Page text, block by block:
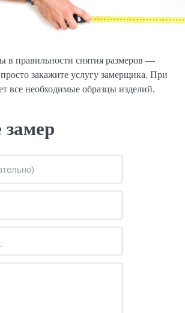
в правильности снятия размеров —
закажите услугу замерщика. При
все необходимые образцы изделий.
замер